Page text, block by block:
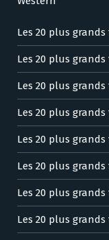
Les 20 plus
Les 20 plus
Les 20 plus
Les 20 plus
Les 20 plus
Les 20 plus
Les 20 plus
Les 20 plus